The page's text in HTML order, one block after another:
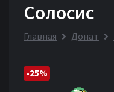
Солосис
Главная Донат
-25%